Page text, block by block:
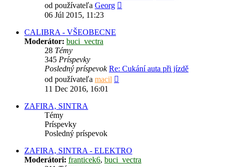
od používateľa Georg
06 Júl 2015, 11:23
CALIBRA - VŠEOBECNE
Moderátor: buci_vectra
28 Témy
345 Príspevky
Posledný príspevok Re: Cukání auta při jízdě
od používateľa macil
11 Dec 2016, 16:01
ZAFIRA, SINTRA
Témy
Príspevky
Posledný príspevok
ZAFIRA, SINTRA - ELEKTRO
Moderátori: franticek6, buci_vectra